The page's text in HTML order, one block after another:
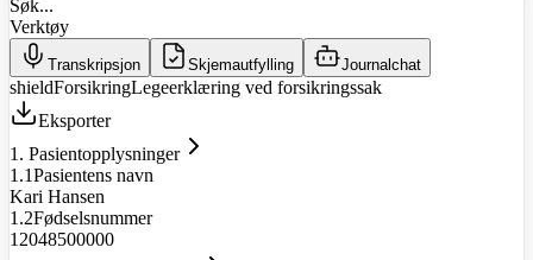
Søk...
Verktøy
Transkripsjon Skjemautfylling Journalchat
shieldForsikringLegeerklæring ved forsikringssak
Eksporter
1. Pasientopplysninger
1.1Pasientens navn
Kari Hansen
1.2Fødselsnummer
12048500000